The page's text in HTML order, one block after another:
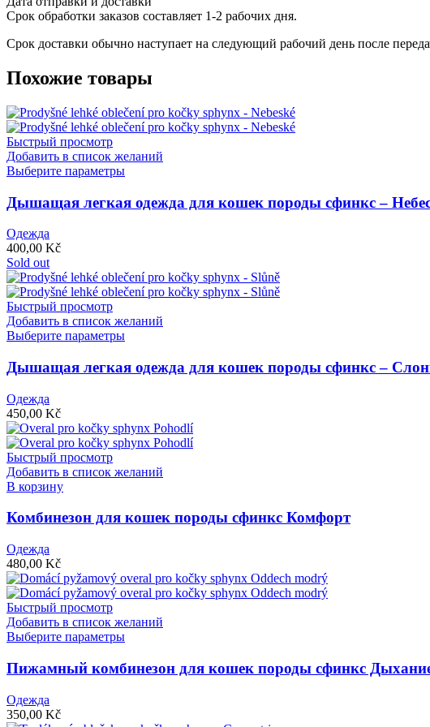
Срок обработки заказов составляет 1-2 рабочих дня.
Срок доставки обычно наступает на следующий рабочий день после
Похожие товары
Быстрый просмотр
Добавить в список желаний
Выберите параметрыЭтот
имеет
несколько
выбрать
на
странице
товара.
Дышащая легкая одежда для кошек породы сфинкс –
Одежда
400,00 Kč
Sold out
Быстрый просмотр
Добавить в список желаний
Выберите параметрыЭтот
имеет
несколько
можно
выбрать
на
странице
товара.
Дышащая легкая одежда для кошек породы сфинкс –
Одежда
450,00 Kč
Быстрый просмотр
Добавить в список желаний
В корзину
Комбинезон для кошек породы сфинкс Комфорт
Одежда
480,00 Kč
Быстрый просмотр
Добавить в список желаний
Выберите параметрыЭтот
имеет
несколько
можно
Пижамный комбинезон для кошек породы сфинкс
Одежда
350,00 Kč